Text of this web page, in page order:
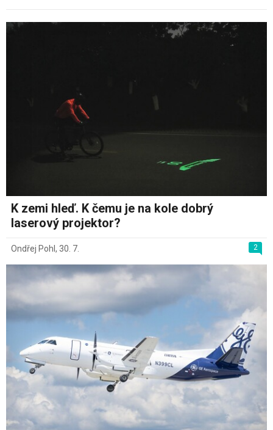
K zemi hleď. K čemu je na kole dobrý
laserový projektor?
2
Ondřej Pohl , 30. 7.